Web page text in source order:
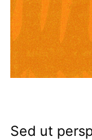
Sed ut